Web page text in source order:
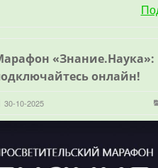
«Знание.Наука»:
онлайн!
30-10-2025